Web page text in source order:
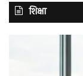
शिक्षा